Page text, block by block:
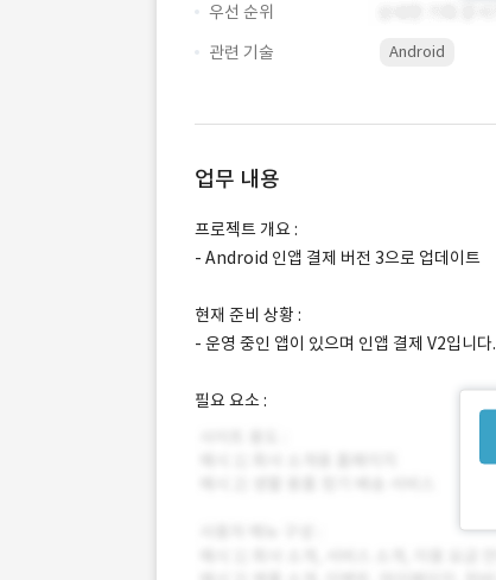
우선 순위
관련 기술
Android
업무 내용
프로젝트 개요 :
- Android 인앱 결제 버전 3으로 업데이트
현재 준비 상황 :
- 운영 중인 앱이 있으며 인앱 결제 V2입니다.
필요 요소 :